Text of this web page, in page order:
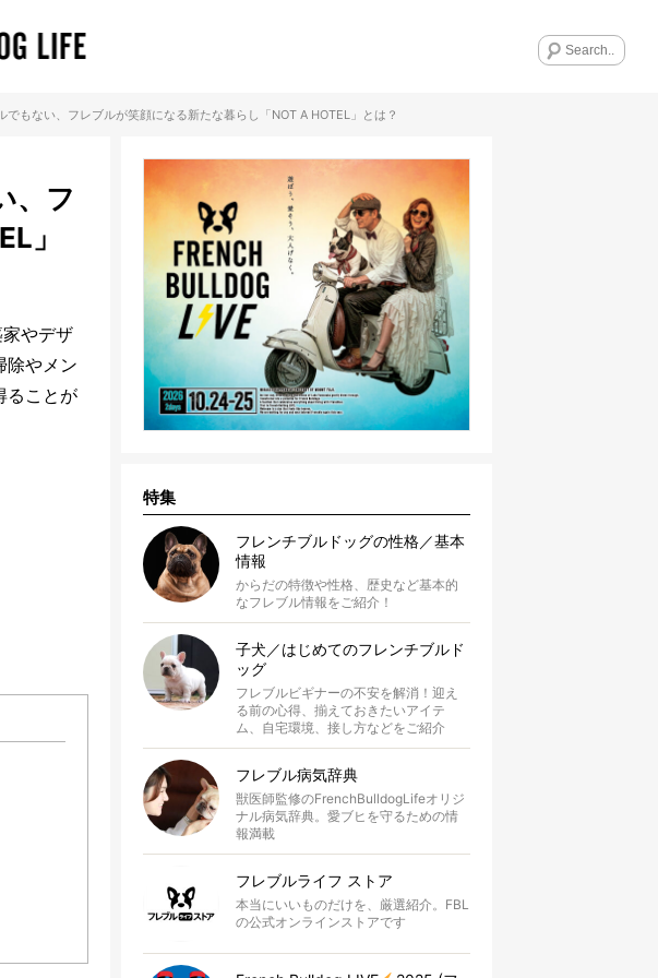
でもない、フレブルが笑顔になる新たな暮らし「NOT A HOTEL」とは？
、フ
」
やデザ
除やメン
ることが
特集
フレンチブルドッグの性格／基本
情報
からだの特徴や性格、歴史など基本的
なフレブル情報をご紹介！
子犬／はじめてのフレンチブルド
ッグ
フレブルビギナーの不安を解消！迎え
る前の心得、揃えておきたいアイテ
ム、自宅環境、接し方などをご紹介
フレブル病気辞典
獣医師監修のFrenchBulldogLifeオリジ
ナル病気辞典。愛ブヒを守るための情
報満載
フレブルライフ ストア
本当にいいものだけを、厳選紹介。FBL
の公式オンラインストアです